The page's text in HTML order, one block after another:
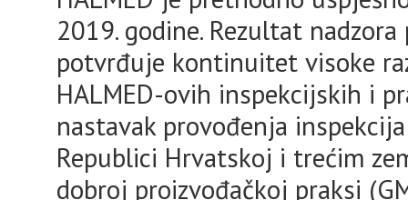
2019. godine. Rezultat
potvrđuje kontinuitet visoke
HALMED-ovih inspekcijskih i
nastavak provođenja
Republici Hrvatskoj i trećim
dobroj proizvođačkoj praksi